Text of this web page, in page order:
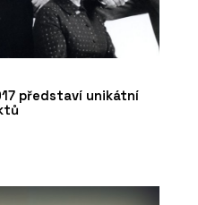
představí unikátní